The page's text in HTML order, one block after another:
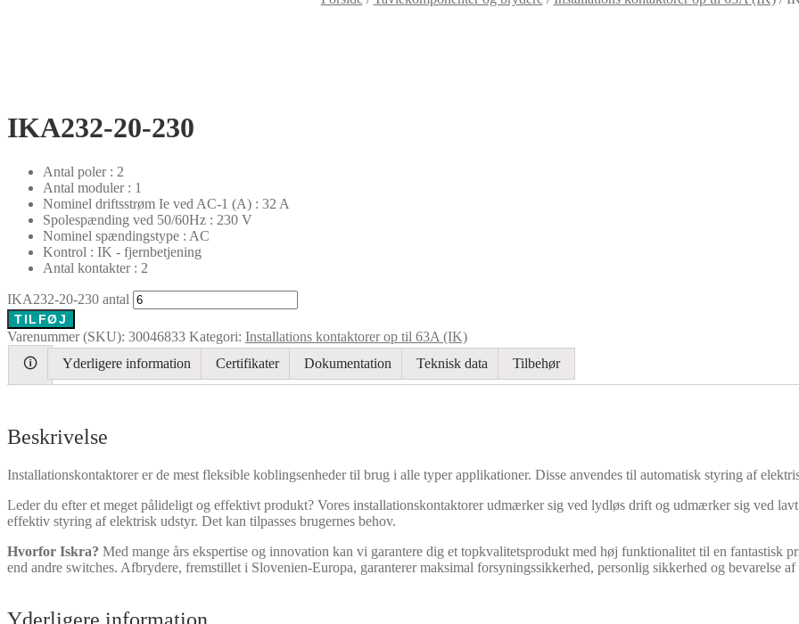
IKA232-20-230
Antal poler : 2
Antal moduler : 1
Nominel driftsstrøm Ie ved AC-1 (A) : 32 A
Spolespænding ved 50/60Hz : 230 V
Nominel spændingstype : AC
Kontrol : IK - fjernbetjening
Antal kontakter : 2
IKA232-20-230 antal
TILFØJ
Varenummer (SKU): 30046833 Kategori: Installations kontaktorer op til 63A (IK)
🛈
Yderligere information Certifikater Dokumentation Teknisk data Tilbehør
Beskrivelse
Installationskontaktorer er de mest fleksible koblingsenheder til brug i alle typer applikationer. Disse anvendes til automatisk styring af
Leder du efter et meget pålideligt og effektivt produkt? Vores installationskontaktorer udmærker sig ved lydløs drift og udmærker sig ved
effektiv styring af elektrisk udstyr. Det kan tilpasses brugernes behov.
Hvorfor Iskra? Med mange års ekspertise og innovation kan vi garantere dig et topkvalitetsprodukt med høj funktionalitet til en fantastisk
end andre switches. Afbrydere, fremstillet i Slovenien-Europa, garanterer maksimal forsyningssikkerhed, personlig sikkerhed og bevarelse